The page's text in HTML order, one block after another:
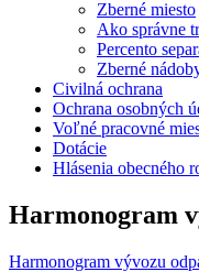
Zberné miesto
Ako správne
Percento
Zberné
Civilná ochrana
Ochrana osobných
Voľné pracovné
Dotácie
Hlásenia obecného
Harmonogram
Harmonogram vývozu